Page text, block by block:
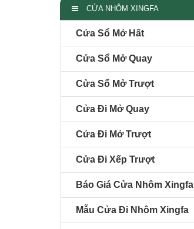
CỬA NHÔM XINGFA
Cửa Sổ Mở Hất
Cửa Sổ Mở Quay
Cửa Sổ Mở Trượt
Cửa Đi Mở Quay
Cửa Đi Mở Trượt
Cửa Đi Xếp Trượt
Báo Giá Cửa Nhôm Xingfa
Mẫu Cửa Đi Nhôm Xingfa